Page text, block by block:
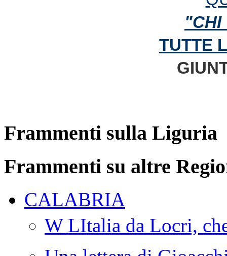
"CHI
TUTTE
Frammenti sulla Liguria
Frammenti su altre
CALABRIA
W LItalia da Locri,